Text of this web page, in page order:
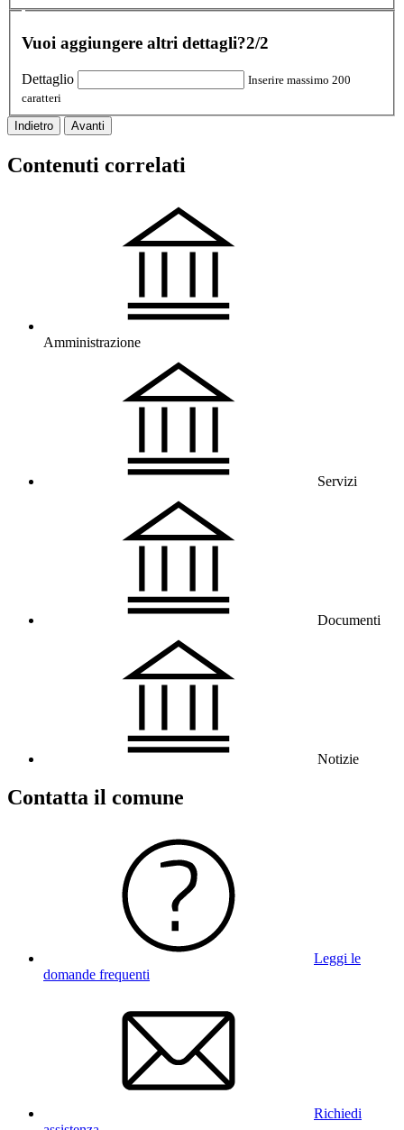
Vuoi aggiungere altri dettagli?2/2
Dettaglio
Inserire massimo 200
caratteri
Indietro Avanti
Contenuti correlati
Amministrazione
Servizi
Documenti
Notizie
Contatta il comune
Leggi le
domande frequenti
Richiedi